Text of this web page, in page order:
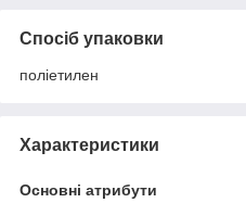
Спосіб упаковки
поліетилен
Характеристики
Основні атрибути